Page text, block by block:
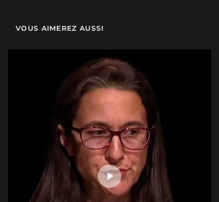
(6/13) Pascal Cribier, créateur parmi les créateurs
(7/13) Témoignage
(8/13) Travailler sur l’espace public
45 min
(9/13) Une agence sur mesure, histoires d’associations
(12/13) Un jardin méditerranéen
VOUS AIMEREZ AUSSI